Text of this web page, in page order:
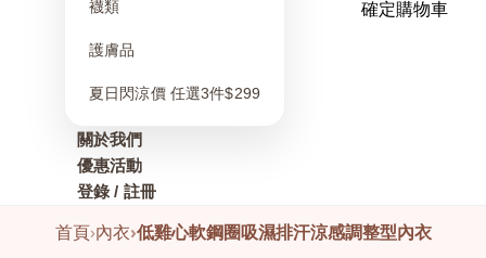
襪類
護膚品
夏日閃涼價 任選3件$299
關於我們
優惠活動
登錄 / 註冊
確定購物車
首頁›內衣›低雞心軟鋼圈吸濕排汗涼感調整型內衣